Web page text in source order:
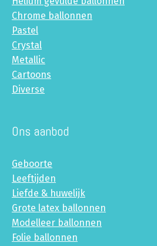
Chrome ballonnen
Pastel
Crystal
Metallic
Cartoons
Diverse
Ons aanbod
Geboorte
Leeftijden
Liefde & huwelijk
Grote latex ballonnen
Modelleer ballonnen
Folie ballonnen